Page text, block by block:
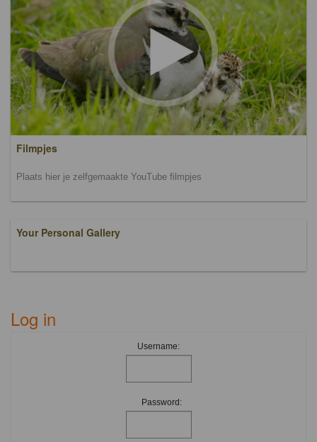
Filmpjes
Plaats hier je zelfgemaakte YouTube filmpjes
Your Personal Gallery
Log in
Username:
Password: